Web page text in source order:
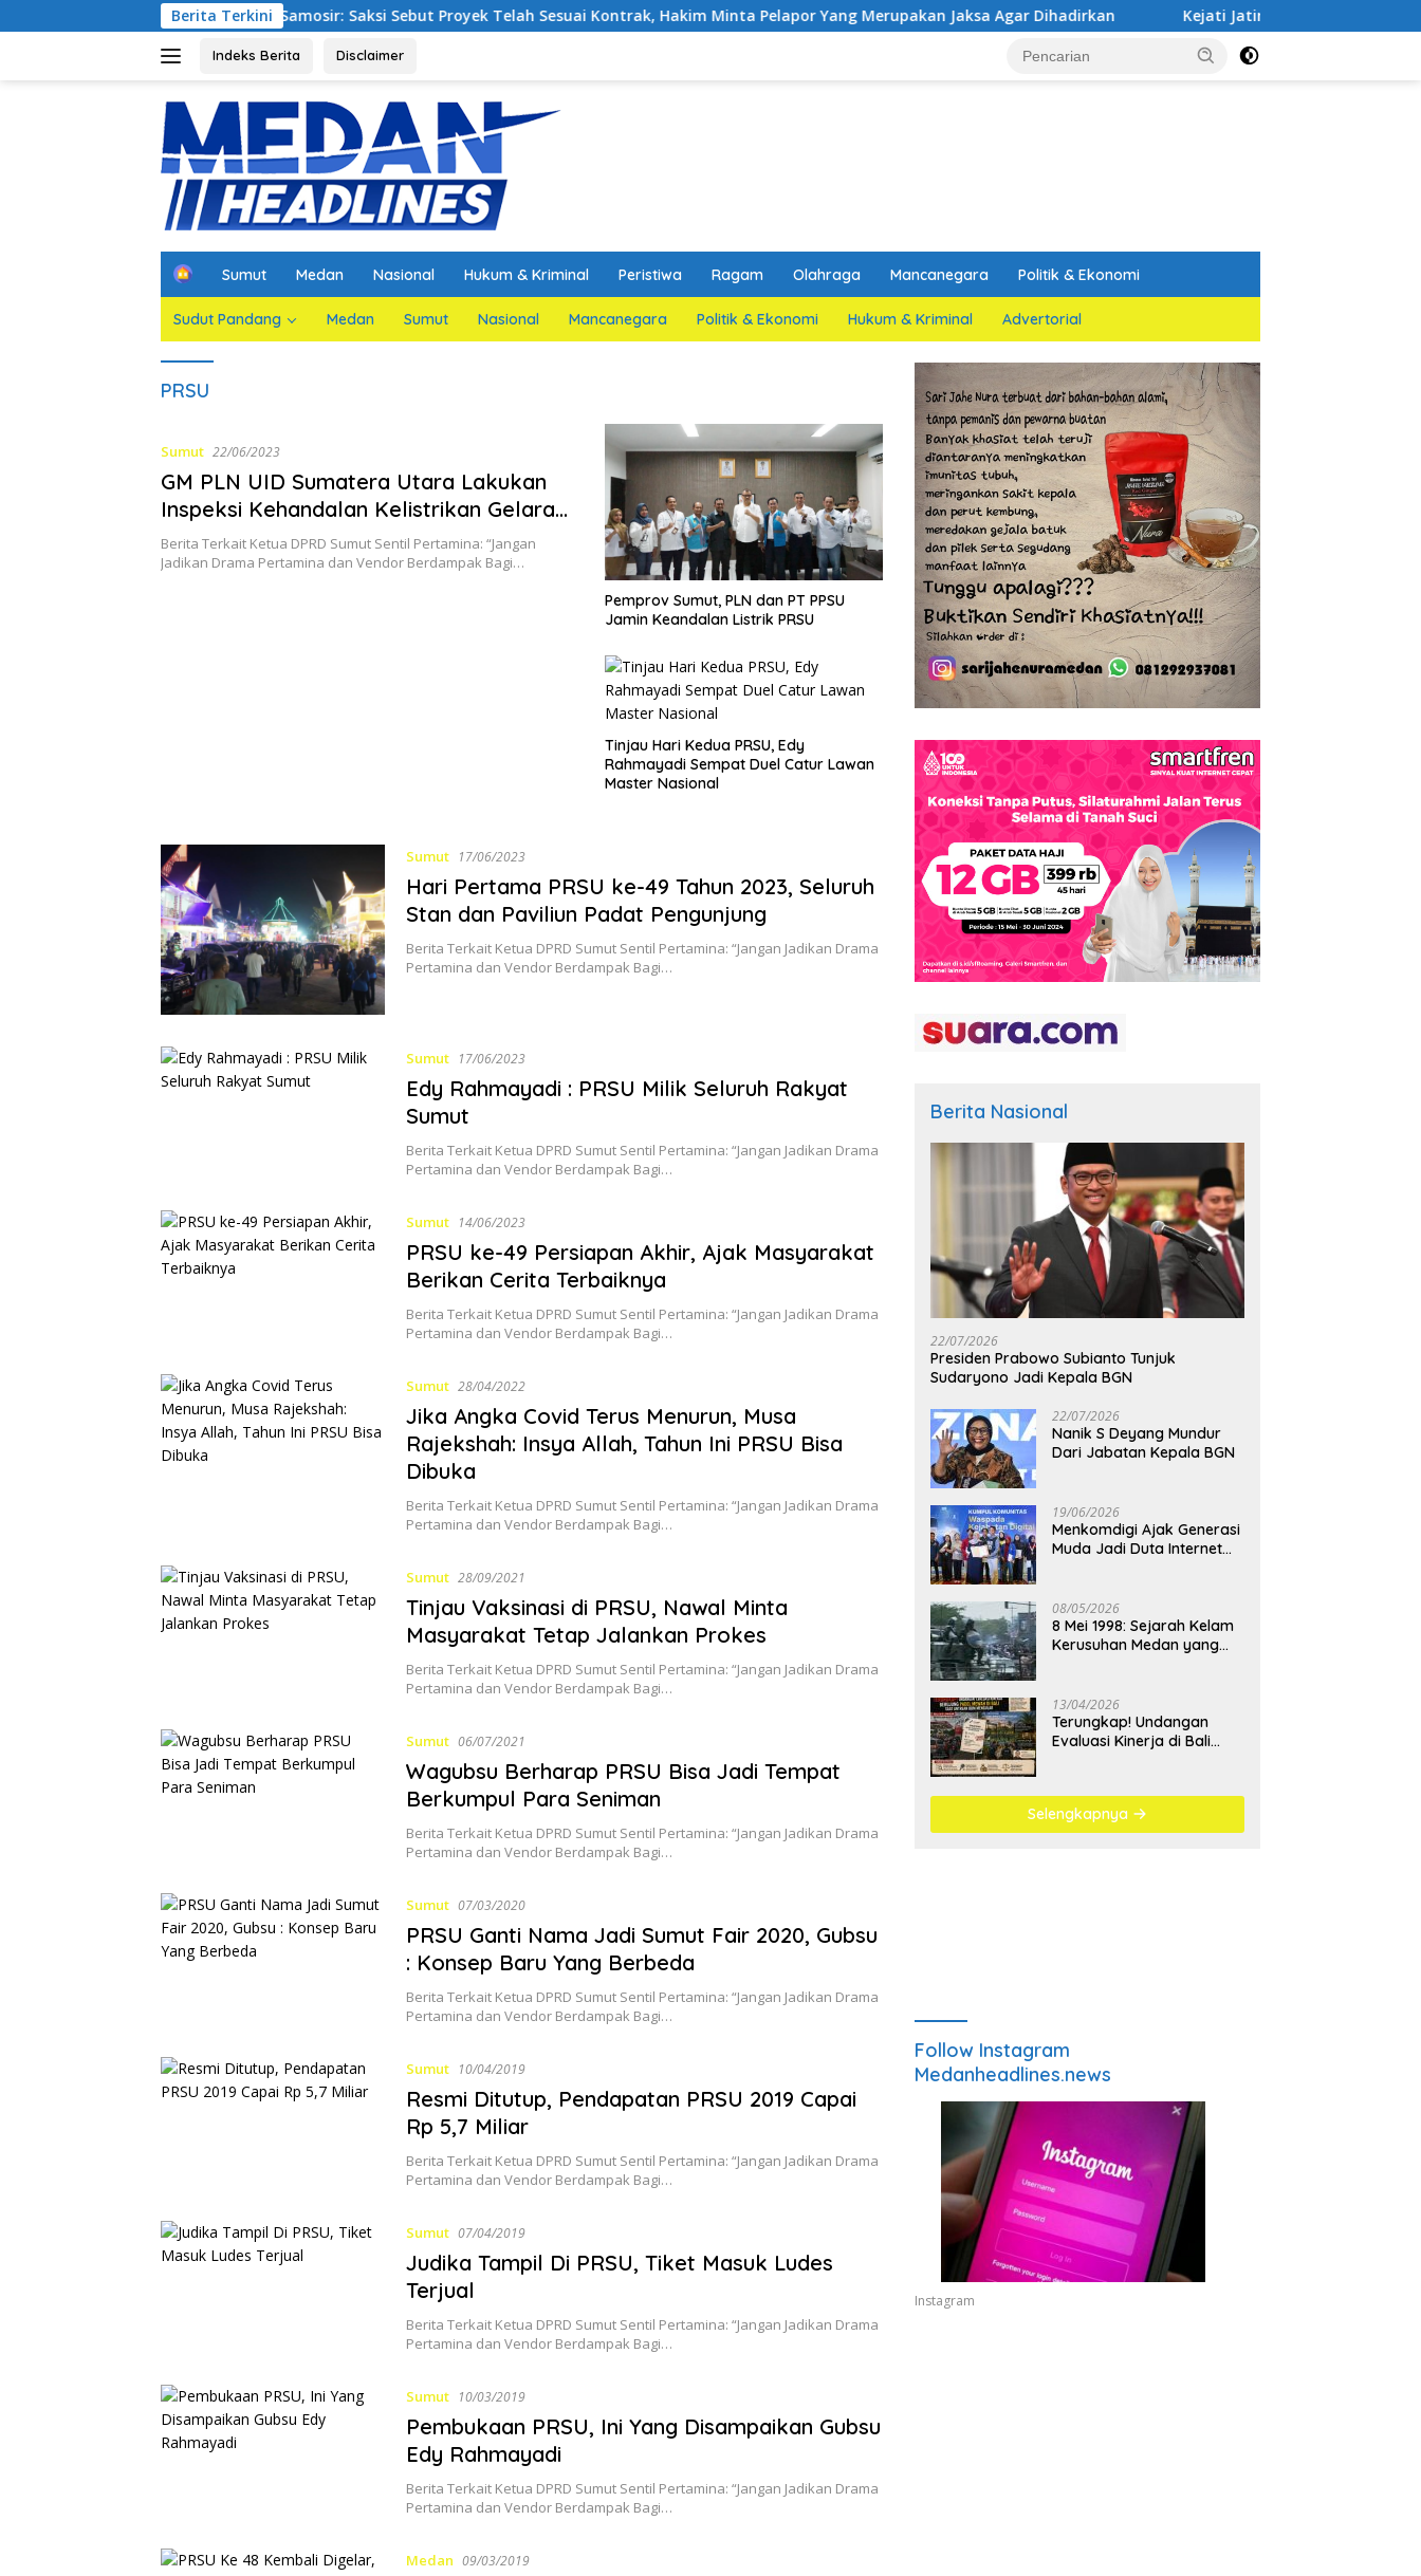
ke
Berita Terkini
Waterfront City Samosir: Saksi Sebut Proyek Telah Sesuai Kontrak, Hakim Minta Pelapor Yang Merupakan Jaksa Agar Dihadirkan Kejati Jatim dan PGN Bangun Sinergi Strategis
Indeks Berita Disclaimer
H
m
e
Sumut Medan Nasional Hukum & Kriminal Peristiwa Ragam Olahraga Mancanegara Politik & Ekonomi
Sudut Pandang Medan Sumut Nasional Mancanegara Politik & Ekonomi Hukum & Kriminal Advertorial
PRSU
Sumut 22/06/2023
GM PLN UID Sumatera Utara Lakukan
Inspeksi Kehandalan Kelistrikan Gelaran
PRSU
Berita Terkait Ketua DPRD Sumut Sentil Pertamina: “Jangan
Jadikan Drama Pertamina dan Vendor Berdampak Bagi…
Pemprov Sumut, PLN dan PT PPSU
Jamin Keandalan Listrik PRSU
Tinjau Hari Kedua PRSU, Edy
Rahmayadi Sempat Duel Catur Lawan
Master Nasional
Sumut 17/06/2023
Hari Pertama PRSU ke-49 Tahun 2023, Seluruh
Stan dan Paviliun Padat Pengunjung
Berita Terkait Ketua DPRD Sumut Sentil Pertamina: “Jangan Jadikan Drama
Pertamina dan Vendor Berdampak Bagi…
Sumut 17/06/2023
Edy Rahmayadi : PRSU Milik Seluruh Rakyat
Sumut
Berita Terkait Ketua DPRD Sumut Sentil Pertamina: “Jangan Jadikan Drama
Pertamina dan Vendor Berdampak Bagi…
Sumut 14/06/2023
PRSU ke-49 Persiapan Akhir, Ajak Masyarakat
Berikan Cerita Terbaiknya
Berita Terkait Ketua DPRD Sumut Sentil Pertamina: “Jangan Jadikan Drama
Pertamina dan Vendor Berdampak Bagi…
Sumut 28/04/2022
Jika Angka Covid Terus Menurun, Musa
Rajekshah: Insya Allah, Tahun Ini PRSU Bisa
Dibuka
Berita Terkait Ketua DPRD Sumut Sentil Pertamina: “Jangan Jadikan Drama
Pertamina dan Vendor Berdampak Bagi…
Sumut 28/09/2021
Tinjau Vaksinasi di PRSU, Nawal Minta
Masyarakat Tetap Jalankan Prokes
Berita Terkait Ketua DPRD Sumut Sentil Pertamina: “Jangan Jadikan Drama
Pertamina dan Vendor Berdampak Bagi…
Sumut 06/07/2021
Wagubsu Berharap PRSU Bisa Jadi Tempat
Berkumpul Para Seniman
Berita Terkait Ketua DPRD Sumut Sentil Pertamina: “Jangan Jadikan Drama
Pertamina dan Vendor Berdampak Bagi…
Sumut 07/03/2020
PRSU Ganti Nama Jadi Sumut Fair 2020, Gubsu
: Konsep Baru Yang Berbeda
Berita Terkait Ketua DPRD Sumut Sentil Pertamina: “Jangan Jadikan Drama
Pertamina dan Vendor Berdampak Bagi…
Sumut 10/04/2019
Resmi Ditutup, Pendapatan PRSU 2019 Capai
Rp 5,7 Miliar
Berita Terkait Ketua DPRD Sumut Sentil Pertamina: “Jangan Jadikan Drama
Pertamina dan Vendor Berdampak Bagi…
Sumut 07/04/2019
Judika Tampil Di PRSU, Tiket Masuk Ludes
Terjual
Berita Terkait Ketua DPRD Sumut Sentil Pertamina: “Jangan Jadikan Drama
Pertamina dan Vendor Berdampak Bagi…
Sumut 10/03/2019
Pembukaan PRSU, Ini Yang Disampaikan Gubsu
Edy Rahmayadi
Berita Terkait Ketua DPRD Sumut Sentil Pertamina: “Jangan Jadikan Drama
Pertamina dan Vendor Berdampak Bagi…
Medan 09/03/2019
Berita Nasional
22/07/2026
Presiden Prabowo Subianto Tunjuk
Sudaryono Jadi Kepala BGN
22/07/2026
Nanik S Deyang Mundur
Dari Jabatan Kepala BGN
19/06/2026
Menkomdigi Ajak Generasi
Muda Jadi Duta Internet
08/05/2026
8 Mei 1998: Sejarah Kelam
Kerusuhan Medan yang
13/04/2026
Terungkap! Undangan
Evaluasi Kinerja di Bali
Mengular
Selengkapnya
Follow Instagram
Medanheadlines.news
Instagram